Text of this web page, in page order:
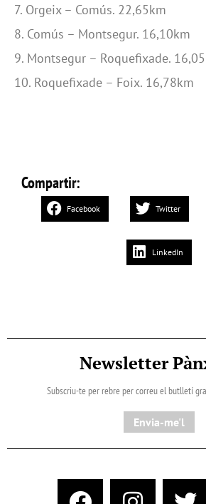
7. Orgeix – Comús. 22,65km
8. Comús – Montsegur. 16,10km
9. Montsegur – Roquefixade.
10. Roquefixade – Foix. 16,78km
Compartir:
Facebook Twitter
LinkedIn
Newsletter
Subscriu-te per rebre per correu el butlletí
Envia-me'l